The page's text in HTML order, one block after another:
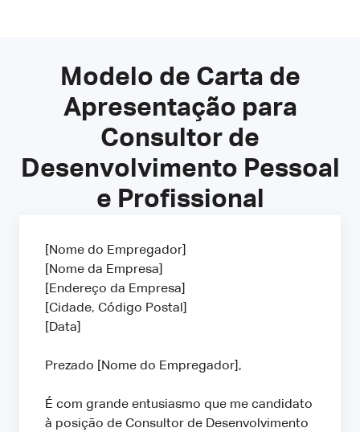
Modelo de Carta de
Apresentação para
Consultor de
Desenvolvimento Pessoal
e Profissional
[Nome do Empregador]
[Nome da Empresa]
[Endereço da Empresa]
[Cidade, Código Postal]
[Data]
Prezado [Nome do Empregador],
É com grande entusiasmo que me candidato
à posição de Consultor de Desenvolvimento